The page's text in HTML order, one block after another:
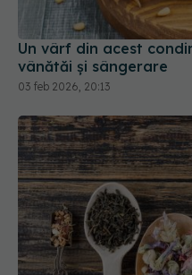
Un vârf din acest
vânătăi și sângerare
03 feb 2026, 20:13